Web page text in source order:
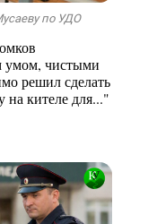
по УДО
умом, чистыми
решил сделать
на кителе для..."